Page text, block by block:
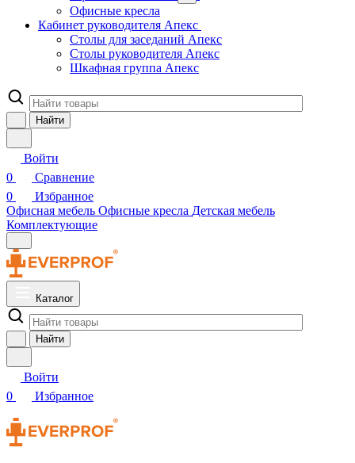
Офисные кресла
Кабинет руководителя Апекс
Столы для заседаний Апекс
Столы руководителя Апекс
Шкафная группа Апекс
Найти
Войти
0
Сравнение
0
Избранное
Офисная мебель Офисные кресла Детская мебель
Комплектующие
Каталог
Найти
Войти
0
Избранное